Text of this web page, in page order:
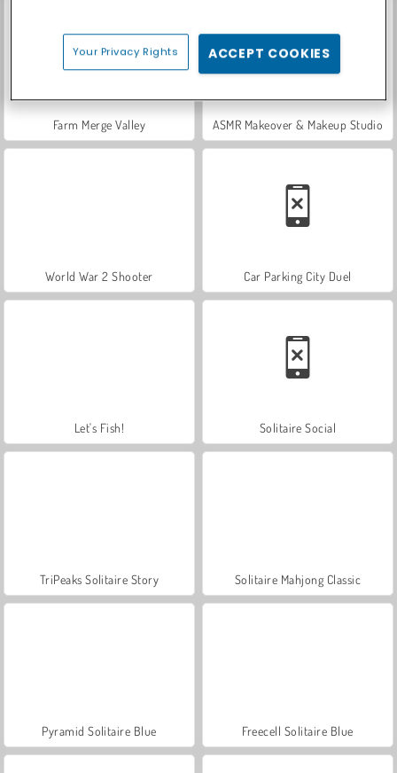
Farm Merge Valley ASMR Makeover & Makeup Studio
World War 2 Shooter Car Parking City Duel
Let's Fish! Solitaire Social
TriPeaks Solitaire Story Solitaire Mahjong Classic
Pyramid Solitaire Blue Freecell Solitaire Blue
Your Privacy Rights ACCEPT COOKIES